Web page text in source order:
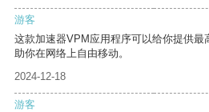
游客
这款加速器VPM应用程序可以给你提供最
助你在网络上自由移动。
2024-12-18
游客